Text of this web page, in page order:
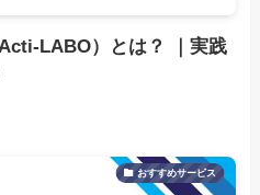
LABO）とは？ ｜実践
おすすめサービス